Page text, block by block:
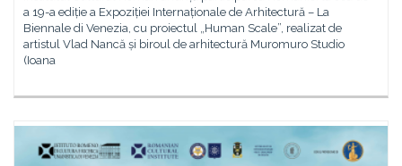
a 19-a ediție a Expoziției Internaționale de Arhitectură – La
Biennale di Venezia, cu proiectul „Human Scale”, realizat de
artistul Vlad Nancă și biroul de arhitectură Muromuro Studio
(Ioana